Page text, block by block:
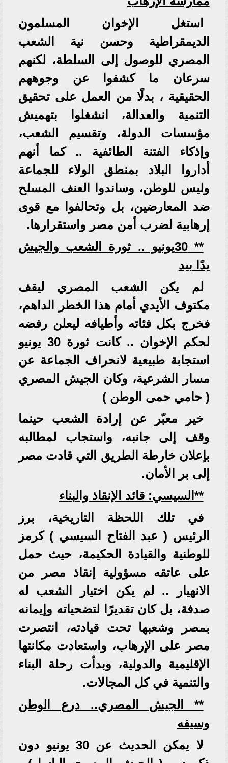
استغل الإخوان المسلمون
الديمقراطية وحسن نية الشعب
المصري للوصول إلى السلطة، لكنهم
سرعان ما كشفوا عن وجوههم
الحقيقية ، بدلًا من العمل على تحقيق
التنمية والعدالة، انشغلوا بتهميش
مؤسسات الدولة، وتقسيم الشعب،
وإذكاء الفتنة الطائفية .. كما أنهم
أداروا البلاد بمنطق الولاء للجماعة
وليس للوطن، وساندوا العنف المسلح
ضد المعارضين، بل وتحالفوا مع قوى
إرهابية لضرب أمن مصر واستقرارها.
** 30يونيو .. ثورة الشعب والجيش
يدًا بيد
لم يكن الشعب المصري ليقف
مكتوف الأيدي أمام هذا الخطر الداهم،
فخرج بكل فئاته وأطيافه ليعلن رفضه
لحكم الإخوان .. كانت ثورة 30 يونيو
استجابة طبيعية لانحراف الجماعة عن
مسار الشرعية، وكان الجيش المصري
( حامي حمى الوطن )
خير معبّر عن إرادة الشعب حينما
وقف إلى جانبه، واستجاب لمطالبه
بإعلان خارطة الطريق التي قادت مصر
إلى بر الأمان.
**السيسي: قائد الإنقاذ والبناء
في تلك اللحظة التاريخية، برز
الرئيس ( عبد الفتاح السيسي ) كرمز
للوطنية والقيادة الحكيمة، حيث حمل
على عاتقه مسؤولية إنقاذ مصر من
الانهيار .. لم يكن اختيار الشعب له
صدفة، بل كان تقديرًا لتضحياته وإيمانه
بمصر وشعبها تحت قيادته، انتصرت
مصر على الإرهاب، واستعادت مكانتها
الإقليمية والدولية، وبدأت رحلة البناء
والتنمية في كل المجالات.
** الجيش المصري.. درع الوطن
وسيفه
لا يمكن الحديث عن 30 يونيو دون